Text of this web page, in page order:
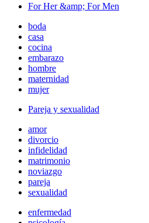
For Her &amp; For Men
boda
casa
cocina
embarazo
hombre
maternidad
mujer
Pareja y sexualidad
amor
divorcio
infidelidad
matrimonio
noviazgo
pareja
sexualidad
enfermedad